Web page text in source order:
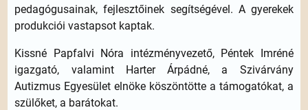
pedagógusainak, fejlesztőinek segítségével. A gyerekek
produkciói vastapsot kaptak.
Kissné Papfalvi Nóra intézményvezető, Péntek Imréné
igazgató, valamint Harter Árpádné, a Szivárvány
Autizmus Egyesület elnöke köszöntötte a támogatókat, a
szülőket, a barátokat.